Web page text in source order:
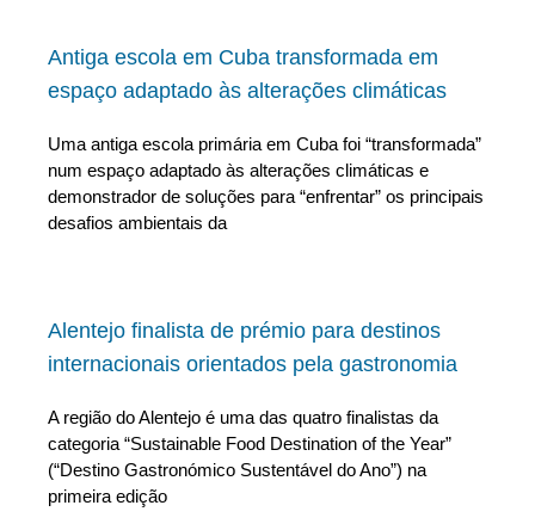
Antiga escola em Cuba transformada em
espaço adaptado às alterações climáticas
Uma antiga escola primária em Cuba foi “transformada”
num espaço adaptado às alterações climáticas e
demonstrador de soluções para “enfrentar” os principais
desafios ambientais da
Alentejo finalista de prémio para destinos
internacionais orientados pela gastronomia
A região do Alentejo é uma das quatro finalistas da
categoria “Sustainable Food Destination of the Year”
(“Destino Gastronómico Sustentável do Ano”) na
primeira edição